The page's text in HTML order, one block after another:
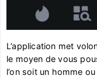
L’application met
le moyen de vous
l’on soit un homme